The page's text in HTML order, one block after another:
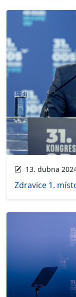
13. dubna
Zdravice 1.